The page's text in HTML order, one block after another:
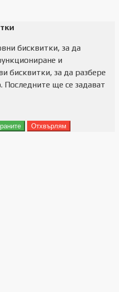
бисквитки, за да
и
бисквитки, за да разбере
Последните ще се задават
Отхвърлям